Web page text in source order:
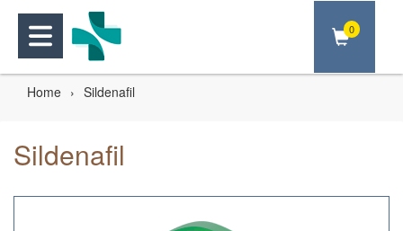
0
Home Sildenafil
Sildenafil